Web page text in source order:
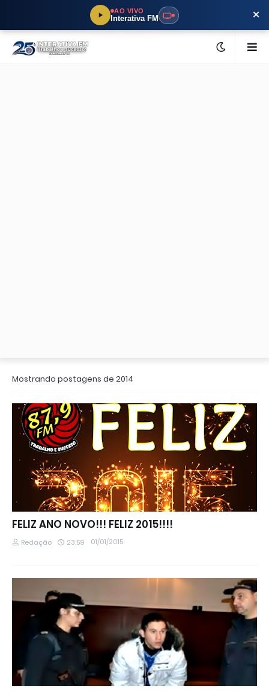
AO VIVO
Interativa FM ×
Mostrando postagens de 2014
FELIZ ANO NOVO!!! FELIZ 2015!!!!
Redação 23:59 01/01/2015